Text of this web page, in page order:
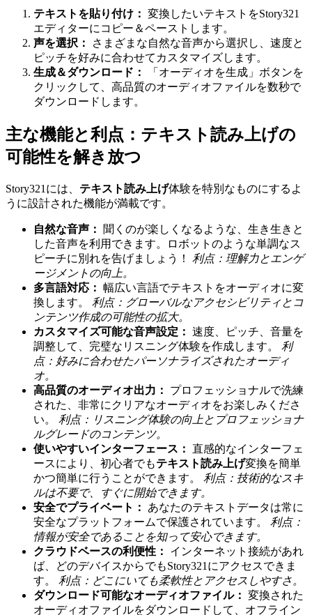
テキストを貼り付け： 変換したいテキストをStory321
エディターにコピー＆ペーストします。
声を選択：
さまざまな自然な音声から選択し、速度と
ピッチを好みに合わせてカスタマイズします。
生成＆ダウンロード：
「オーディオを生成」ボタンを
クリックして、高品質のオーディオファイルを数秒で
ダウンロードします。
主な機能と利点：テキスト読み上げの
可能性を解き放つ
Story321には、 テキスト読み上げ体験を特別なものにするよ
うに設計された機能が満載です。
自然な音声：
聞くのが楽しくなるような、生き生きと
した音声を利用できます。ロボットのような単調なス
ピーチに別れを告げましょう！ 利点：理解力とエンゲ
ージメントの向上。
多言語対応： 幅広い言語でテキストをオーディオに変
換します。 利点：グローバルなアクセシビリティとコ
ンテンツ作成の可能性の拡大。
カスタマイズ可能な音声設定： 速度、ピッチ、音量を
調整して、完璧なリスニング体験を作成します。 利
点：好みに合わせたパーソナライズされたオーディ
オ。
高品質のオーディオ出力：
プロフェッショナルで洗練
された、非常にクリアなオーディオをお楽しみくださ
い。 利点：リスニング体験の向上とプロフェッショナ
ルグレードのコンテンツ。
使いやすいインターフェース： 直感的なインターフェ
ースにより、初心者でもテキスト読み上げ変換を簡単
かつ簡単に行うことができます。 利点：技術的なスキ
ルは不要で、すぐに開始できます。
安全でプライベート：
あなたのテキストデータは常に
安全なプラットフォームで保護されています。 利点：
情報が安全であることを知って安心できます。
クラウドベースの利便性：
インターネット接続があれ
ば、どのデバイスからでもStory321にアクセスできま
す。 利点：どこにいても柔軟性とアクセスしやすさ。
ダウンロード可能なオーディオファイル： 変換された
オーディオファイルをダウンロードして、オフライン